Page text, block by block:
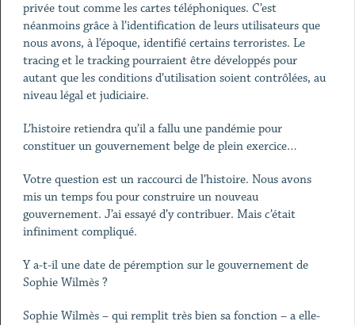
privée tout comme les cartes téléphoniques. C’est
néanmoins grâce à l’identification de leurs utilisateurs que
nous avons, à l’époque, identifié certains terroristes. Le
tracing et le tracking pourraient être développés pour
autant que les conditions d’utilisation soient contrôlées, au
niveau légal et judiciaire.
L’histoire retiendra qu’il a fallu une pandémie pour
constituer un gouvernement belge de plein exercice…
Votre question est un raccourci de l’histoire. Nous avons
mis un temps fou pour construire un nouveau
gouvernement. J’ai essayé d’y contribuer. Mais c’était
infiniment compliqué.
Y a-t-il une date de péremption sur le gouvernement de
Sophie Wilmès ?
Sophie Wilmès – qui remplit très bien sa fonction – a elle-